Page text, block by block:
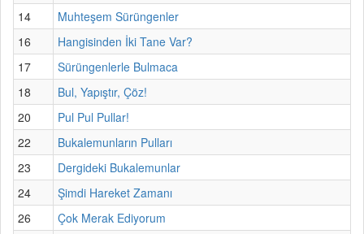
14
Muhteşem Sürüngenler
16
Hangisinden İki Tane Var?
17
Sürüngenlerle Bulmaca
18
Bul, Yapıştır, Çöz!
20
Pul Pul Pullar!
22
Bukalemunların Pulları
23
Dergideki Bukalemunlar
24
Şimdi Hareket Zamanı
26
Çok Merak Ediyorum